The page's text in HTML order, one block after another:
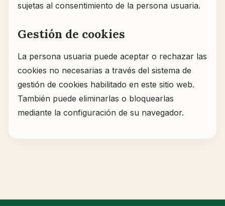
sujetas al consentimiento de la persona usuaria.
Gestión de cookies
La persona usuaria puede aceptar o rechazar las
cookies no necesarias a través del sistema de
gestión de cookies habilitado en este sitio web.
También puede eliminarlas o bloquearlas
mediante la configuración de su navegador.